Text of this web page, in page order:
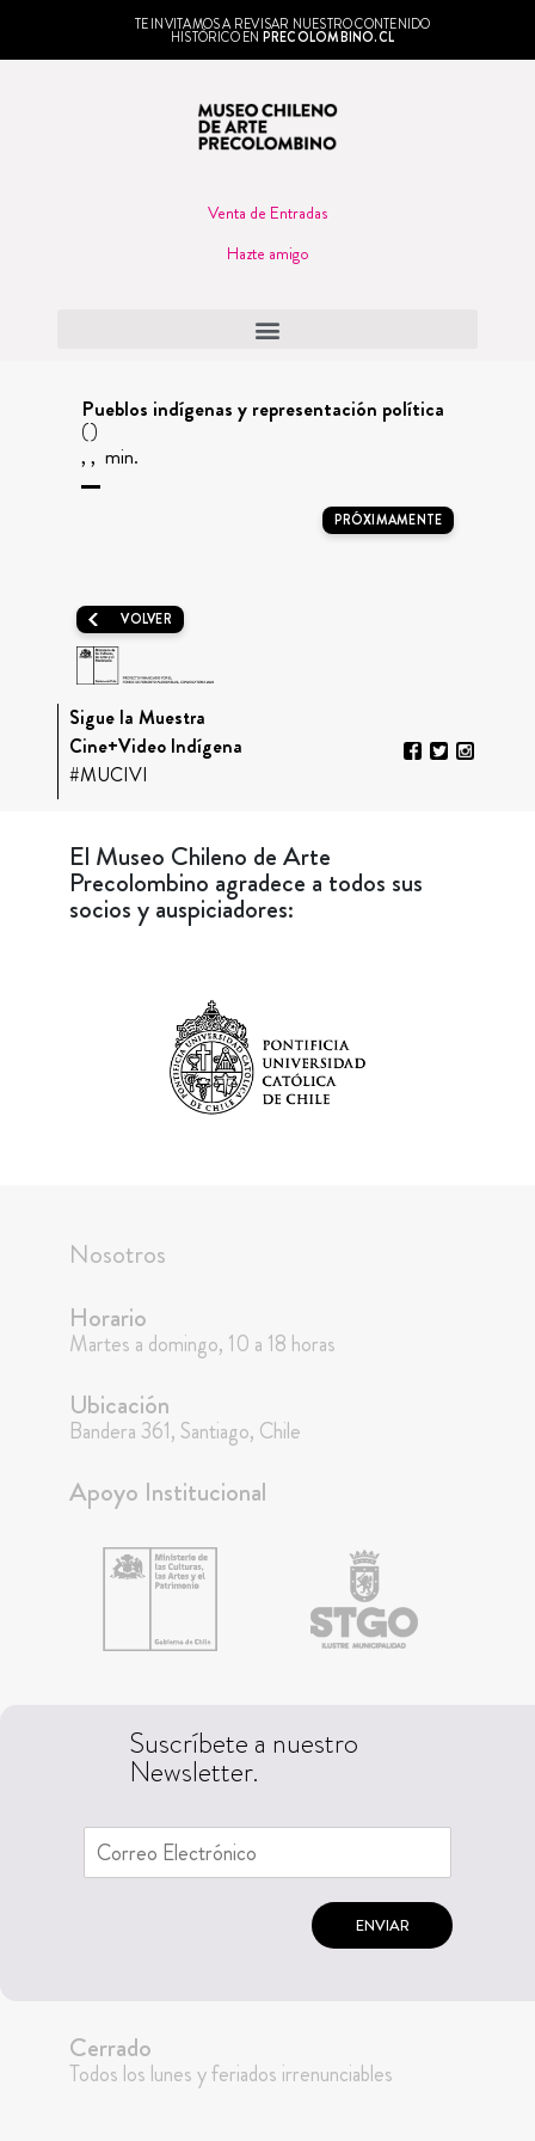
TE INVITAMOS A REVISAR NUESTRO CONTENIDO
HISTÓRICO EN PRECOLOMBINO.CL
Venta de Entradas
Hazte amigo
Pueblos indígenas y representación política
()
, , min.
PRÓXIMAMENTE
VOLVER
Sigue la Muestra
Cine+Video Indígena
#MUCIVI
El Museo Chileno de Arte
Precolombino agradece a todos sus
socios y auspiciadores:
Nosotros
Horario
Martes a domingo, 10 a 18 horas
Ubicación
Bandera 361, Santiago, Chile
Apoyo Institucional
Suscríbete a nuestro
Newsletter.
ENVIAR
Cerrado
Todos los lunes y feriados irrenunciables